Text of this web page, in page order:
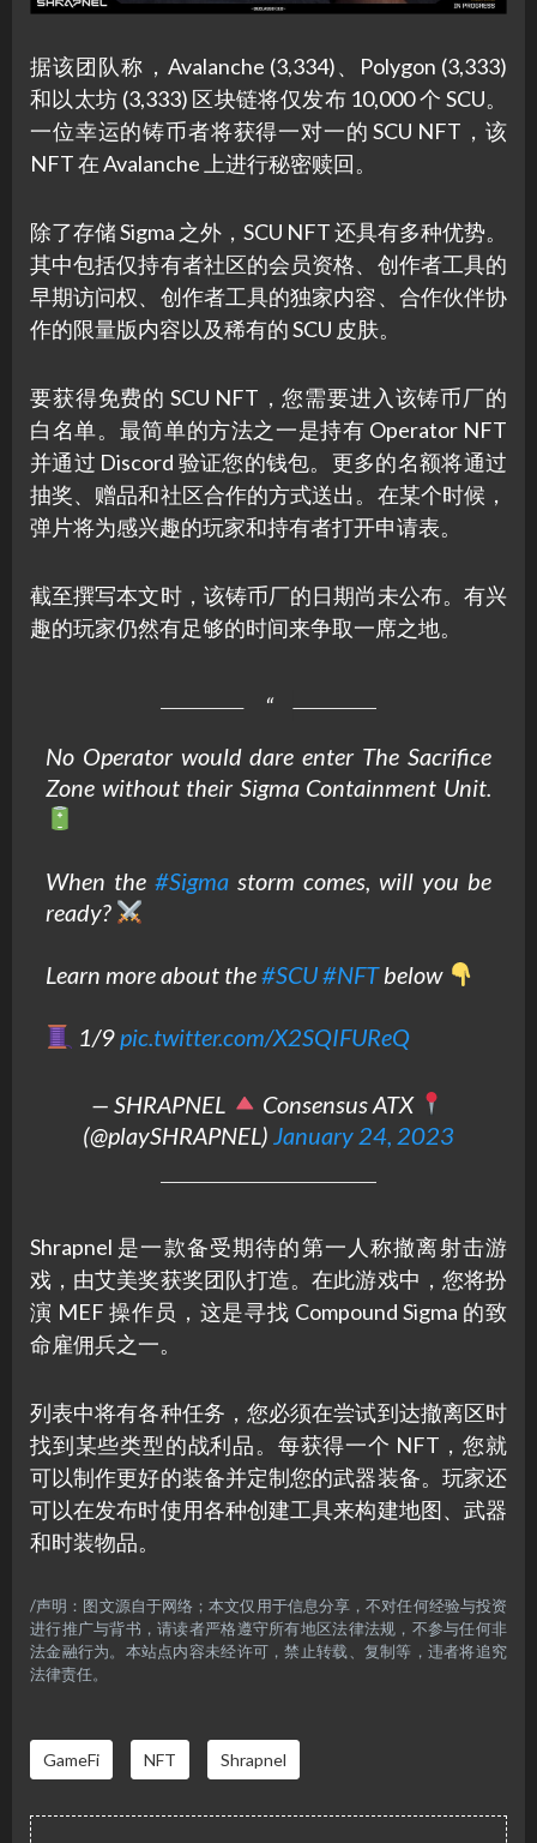
据该团队称，Avalanche (3,334)、Polygon (3,333)
和以太坊 (3,333) 区块链将仅发布 10,000 个 SCU。
一位幸运的铸币者将获得一对一的 SCU NFT，该
NFT 在 Avalanche 上进行秘密赎回。
除了存储 Sigma 之外，SCU NFT 还具有多种优势。
其中包括仅持有者社区的会员资格、创作者工具的
早期访问权、创作者工具的独家内容、合作伙伴协
作的限量版内容以及稀有的 SCU 皮肤。
要获得免费的 SCU NFT，您需要进入该铸币厂的
白名单。最简单的方法之一是持有 Operator NFT
并通过 Discord 验证您的钱包。更多的名额将通过
抽奖、赠品和社区合作的方式送出。在某个时候，
弹片将为感兴趣的玩家和持有者打开申请表。
截至撰写本文时，该铸币厂的日期尚未公布。有兴
趣的玩家仍然有足够的时间来争取一席之地。
No Operator would dare enter The Sacrifice
Zone without their Sigma Containment Unit.
When the#Sigma storm comes, will you be
ready?
Learn more about the#SCU#NFTbelow
1/9pic.twitter.com/X2SQIFUReQ
— SHRAPNEL
Consensus ATX
(@playSHRAPNEL) January 24, 2023
Shrapnel 是一款备受期待的第一人称撤离射击游
戏，由艾美奖获奖团队打造。在此游戏中，您将扮
演 MEF 操作员，这是寻找 Compound Sigma 的致
命雇佣兵之一。
列表中将有各种任务，您必须在尝试到达撤离区时
找到某些类型的战利品。每获得一个 NFT，您就
可以制作更好的装备并定制您的武器装备。玩家还
可以在发布时使用各种创建工具来构建地图、武器
和时装物品。
/声明：图文源自于网络；本文仅用于信息分享，不对任何经验与投资
进行推广与背书，请读者严格遵守所有地区法律法规，不参与任何非
法金融行为。本站点内容未经许可，禁止转载、复制等，违者将追究
法律责任。
GameFi NFT Shrapnel